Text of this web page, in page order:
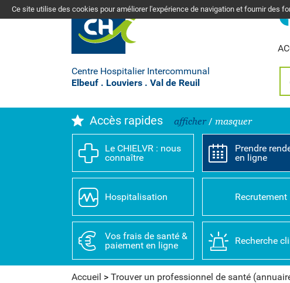
Ce site utilise des cookies pour améliorer l'expérience de navigation et fournir des
Centre Hospitalier Intercommunal
Elbeuf . Louviers . Val de Reuil
Accès rapides afficher/ masquer
Le CHIELVR : nous
connaître
Prendre
en ligne
Hospitalisation Recrutement
Vos frais de santé &
paiement en ligne
Recherche
Accueil > Trouver un professionnel de santé